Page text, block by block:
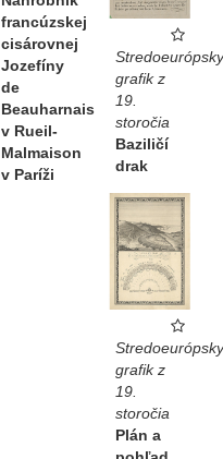
francúzskej
cisárovnej
Jozefíny
de
Beauharnais
v Rueil-
Malmaison
v Paríži
Stredoeurópsky
grafik z
19.
storočia
Baziličí
drak
Stredoeurópsky
grafik z
19.
storočia
Plán a